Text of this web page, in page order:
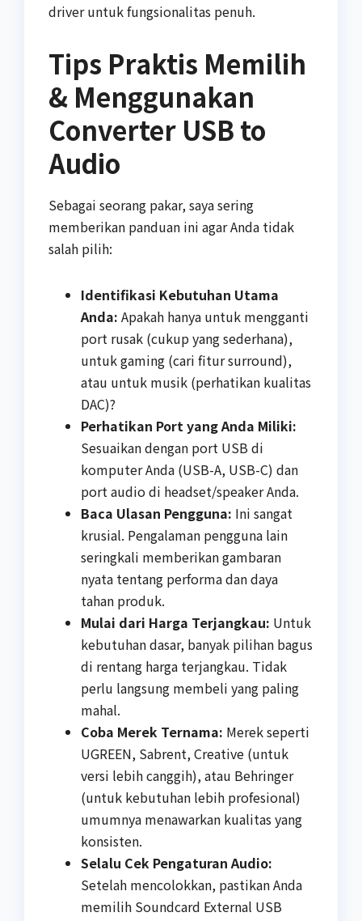
driver untuk fungsionalitas penuh.
Tips Praktis Memilih
& Menggunakan
Converter USB to
Audio
Sebagai seorang pakar, saya sering
memberikan panduan ini agar Anda tidak
salah pilih:
Identifikasi Kebutuhan Utama
Anda: Apakah hanya untuk mengganti
port rusak (cukup yang sederhana),
untuk gaming (cari fitur surround),
atau untuk musik (perhatikan kualitas
DAC)?
Perhatikan Port yang Anda Miliki:
Sesuaikan dengan port USB di
komputer Anda (USB-A, USB-C) dan
port audio di headset/speaker Anda.
Baca Ulasan Pengguna: Ini sangat
krusial. Pengalaman pengguna lain
seringkali memberikan gambaran
nyata tentang performa dan daya
tahan produk.
Mulai dari Harga Terjangkau: Untuk
kebutuhan dasar, banyak pilihan bagus
di rentang harga terjangkau. Tidak
perlu langsung membeli yang paling
mahal.
Coba Merek Ternama: Merek seperti
UGREEN, Sabrent, Creative (untuk
versi lebih canggih), atau Behringer
(untuk kebutuhan lebih profesional)
umumnya menawarkan kualitas yang
konsisten.
Selalu Cek Pengaturan Audio:
Setelah mencolokkan, pastikan Anda
memilih Soundcard External USB